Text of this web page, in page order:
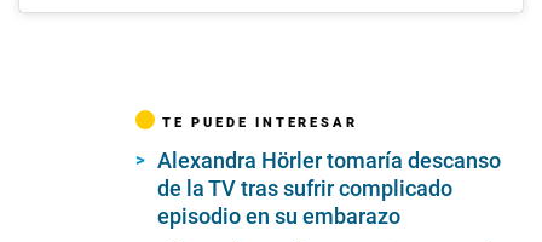
TE PUEDE INTERESAR
Alexandra Hörler tomaría descanso
de la TV tras sufrir complicado
episodio en su embarazo